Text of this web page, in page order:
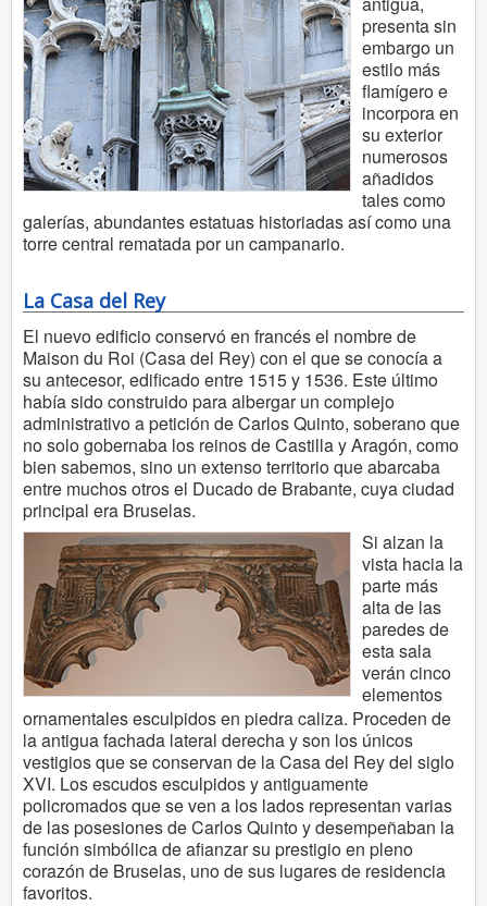
presenta sin
embargo un
estilo más
flamígero e
incorpora en
su exterior
numerosos
añadidos
tales como
galerías, abundantes estatuas historiadas así como una
torre central rematada por un campanario.
La Casa del Rey
El nuevo edificio conservó en francés el nombre de
Maison du Roi (Casa del Rey) con el que se conocía a
su antecesor, edificado entre 1515 y 1536. Este último
había sido construido para albergar un complejo
administrativo a petición de Carlos Quinto, soberano que
no solo gobernaba los reinos de Castilla y Aragón, como
bien sabemos, sino un extenso territorio que abarcaba
entre muchos otros el Ducado de Brabante, cuya ciudad
principal era Bruselas.
Si alzan la
vista hacia la
parte más
alta de las
paredes de
esta sala
verán cinco
elementos
ornamentales esculpidos en piedra caliza. Proceden de
la antigua fachada lateral derecha y son los únicos
vestigios que se conservan de la Casa del Rey del siglo
XVI. Los escudos esculpidos y antiguamente
policromados que se ven a los lados representan varias
de las posesiones de Carlos Quinto y desempeñaban la
función simbólica de afianzar su prestigio en pleno
corazón de Bruselas, uno de sus lugares de residencia
favoritos.